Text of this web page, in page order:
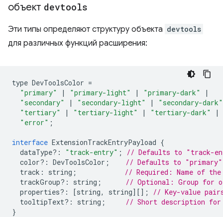
объект devtools
Эти типы определяют структуру объекта devtools
для различных функций расширения:
type DevToolsColor =
"primary"
| "primary-light" | "primary-dark"
|
"secondary"
| "secondary-light" |
"secondary-dark"
"tertiary"
| "tertiary-light" | "tertiary-dark"
|
"error" ;
interface ExtensionTrackEntryPayload {
dataType?: "track-entry" ;
// Defaults to "track-
color?: DevToolsColor ;
// Defaults to "primary"
track : string ;
// Required: Name of
trackGroup?: string ;
// Optional: Group for
properties?: [string, string][];
// Key-value
tooltipText?: string ;
// Short description
}